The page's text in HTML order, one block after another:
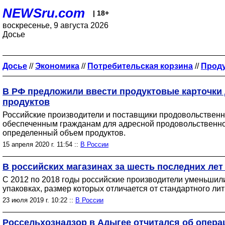
NEWSru.com | 18+
воскресенье, 9 августа 2026
Досье
Досье //Экономика // Потребительская корзина //
В РФ предложили ввести продуктовые
продуктов
Российские производители и поставщики
обеспеченным гражданам для адресной
определенный объем продуктов.
15 апреля 2020 г. 11:54 :: В России
В российских магазинах за шесть последних
С 2012 по 2018 годы российские производители
упаковках, размер которых отличается от стандартного
23 июля 2019 г. 10:22 :: В России
Россельхознадзор в Адыгее отчитался об